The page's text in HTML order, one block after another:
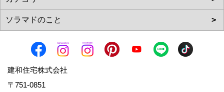
建和住宅株式会社
〒751-0851